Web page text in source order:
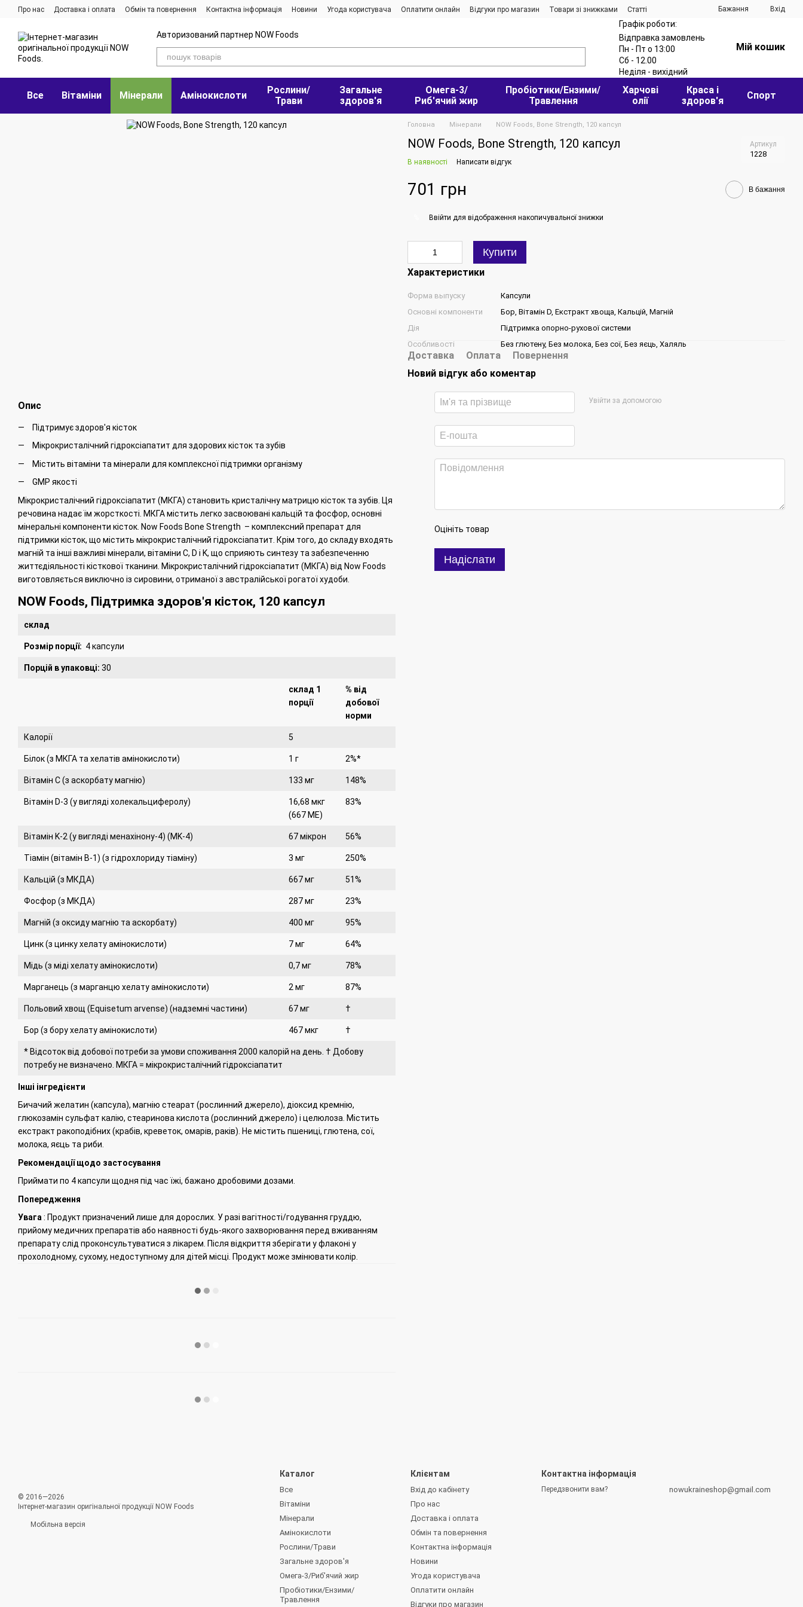
Перейти до основного контенту
Про нас Доставка і оплата Обмін та повернення Контактна інформація Новини Угода користувача Оплатити онлайн Відгуки про магазин Товари зі знижками Статті Бажання Вхід
Авторизований партнер NOW Foods
Графік роботи:
Відправка замовлень
Пн - Пт о 13:00
Сб - 12.00
Неділя - вихідний
Мій кошик
Все Вітаміни Мінерали Амінокислоти
Рослини/
Трави
Загальне
здоров'я
Омега-3/
Риб'ячий жир
Пробіотики/Ензими/
Травлення
Харчові
олії
Краса і
здоров'я
Спорт
Опис
Підтримує здоров'я кісток
Мікрокристалічний гідроксіапатит для здорових кісток та зубів
Містить вітаміни та мінерали для комплексної підтримки організму
GMP якості
Мікрокристалічний гідроксіапатит (МКГА) становить кристалічну матрицю кісток та зубів. Ця
речовина надає їм жорсткості. МКГА містить легко засвоювані кальцій та фосфор, основні
мінеральні компоненти кісток. Now Foods Bone Strength – комплексний препарат для
підтримки кісток, що містить мікрокристалічний гідроксіапатит. Крім того, до складу входять
магній та інші важливі мінерали, вітаміни C, D і K, що сприяють синтезу та забезпеченню
життєдіяльності кісткової тканини. Мікрокристалічний гідроксіапатит (МКГА) від Now Foods
виготовляється виключно із сировини, отриманої з австралійської рогатої худоби.
NOW Foods, Підтримка здоров'я кісток, 120 капсул
склад
Розмір порції: 4 капсули
Порцій в упаковці: 30
склад 1
порції
% від
добової
норми
Калорії 5
Білок (з МКГА та хелатів амінокислоти) 1 г 2%*
Вітамін C (з аскорбату магнію) 133 мг 148%
Вітамін D-3 (у вигляді холекальциферолу)
16,68 мкг
(667 ME)
83%
Вітамін K-2 (у вигляді менахінону-4) (MK-4) 67 мікрон 56%
Тіамін (вітамін B-1) (з гідрохлориду тіаміну) 3 мг 250%
Кальцій (з МКДА) 667 мг 51%
Фосфор (з МКДА) 287 мг 23%
Магній (з оксиду магнію та аскорбату) 400 мг 95%
Цинк (з цинку хелату амінокислоти) 7 мг 64%
Мідь (з міді хелату амінокислоти) 0,7 мг 78%
Марганець (з марганцю хелату амінокислоти) 2 мг 87%
Польовий хвощ (Equisetum arvense) (надземні частини) 67 мг †
Бор (з бору хелату амінокислоти) 467 мкг †
* Відсоток від добової потреби за умови споживання 2000 калорій на день. † Добову
потребу не визначено. МКГА = мікрокристалічний гідроксіапатит
Інші інгредієнти
Бичачий желатин (капсула), магнію стеарат (рослинний джерело), ​​діоксид кремнію,
глюкозамін сульфат калію, стеаринова кислота (рослинний джерело) і целюлоза. Містить
екстракт ракоподібних (крабів, креветок, омарів, раків). Не містить пшениці, глютена, сої,
молока, яєць та риби.
Рекомендації щодо застосування
Приймати по 4 капсули щодня під час їжі, бажано дробовими дозами.
Попередження
Увага : Продукт призначений лише для дорослих. У разі вагітності/годування груддю,
прийому медичних препаратів або наявності будь-якого захворювання перед вживанням
препарату слід проконсультуватися з лікарем. Після відкриття зберігати у флаконі у
прохолодному, сухому, недоступному для дітей місці. Продукт може змінювати колір.
Головна Мінерали NOW Foods, Bone Strength, 120 капсул
NOW Foods, Bone Strength, 120 капсул Артикул
1228
В наявності Написати відгук
701 грн В бажання
Ввійти для відображення накопичувальної знижки
Купити
Характеристики
Форма выпуску
Капсули
Основні компоненти
Бор, Вітамін D, Екстракт хвоща, Кальцій, Магній
Дія
Підтримка опорно-рухової системи
Особливості
Без глютену, Без молока, Без сої, Без яєць, Халяль
Доставка Оплата
Повернення
Новий відгук або коментар
Увійти за допомогою
Оцініть товар
Надіслати
© 2016—2026
Інтернет-магазин оригінальної продукції NOW Foods
Мобільна версія
Каталог
Все
Вітаміни
Мінерали
Амінокислоти
Рослини/Трави
Загальне здоров'я
Омега-3/Риб'ячий жир
Пробіотики/Ензими/
Травлення
Клієнтам
Вхід до кабінету
Про нас
Доставка і оплата
Обмін та повернення
Контактна інформація
Новини
Угода користувача
Оплатити онлайн
Відгуки про магазин
Контактна інформація
Передзвонити вам? nowukraineshop@gmail.com